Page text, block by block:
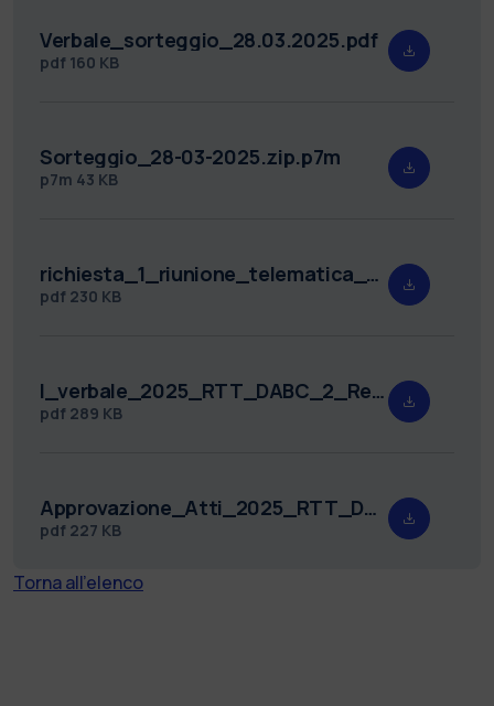
Verbale_sorteggio_28.03.2025.pdf
pdf 160 KB
Sorteggio_28-03-2025.zip.p7m
p7m 43 KB
richiesta_1_riunione_telematica_2025_RTT_DABC_2_Firmata.pdf
pdf 230 KB
I_verbale_2025_RTT_DABC_2_Redatto.pdf
pdf 289 KB
Approvazione_Atti_2025_RTT_DABC_2.pdf
pdf 227 KB
Torna all'elenco